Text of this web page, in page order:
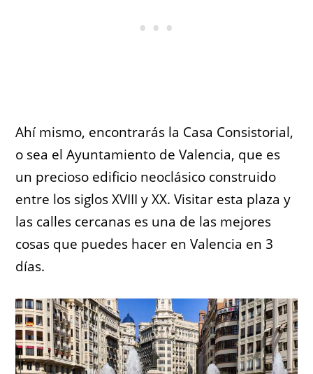
Ahí mismo, encontrarás la Casa Consistorial,
o sea el Ayuntamiento de Valencia, que es
un precioso edificio neoclásico construido
entre los siglos XVIII y XX. Visitar esta plaza y
las calles cercanas es una de las mejores
cosas que puedes hacer en Valencia en 3
días.